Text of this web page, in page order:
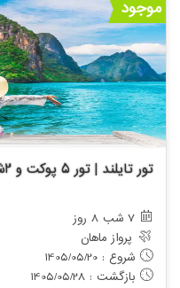
موجود
تور تایلند | تور 5 پوکت و 2شب بانکوک -1(کپی)
7 شب 8 روز
پرواز ماهان
شروع : 1405/05/20
بازگشت : 1405/05/28